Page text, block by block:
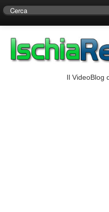
Centro di Ricerche Storiche
Il VideoBlog